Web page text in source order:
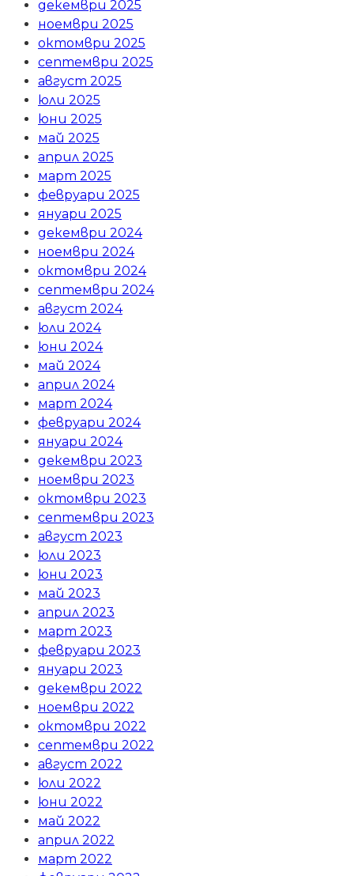
декември 2025
ноември 2025
октомври 2025
септември 2025
август 2025
юли 2025
юни 2025
май 2025
април 2025
март 2025
февруари 2025
януари 2025
декември 2024
ноември 2024
октомври 2024
септември 2024
август 2024
юли 2024
юни 2024
май 2024
април 2024
март 2024
февруари 2024
януари 2024
декември 2023
ноември 2023
октомври 2023
септември 2023
август 2023
юли 2023
юни 2023
май 2023
април 2023
март 2023
февруари 2023
януари 2023
декември 2022
ноември 2022
октомври 2022
септември 2022
август 2022
юли 2022
юни 2022
май 2022
април 2022
март 2022